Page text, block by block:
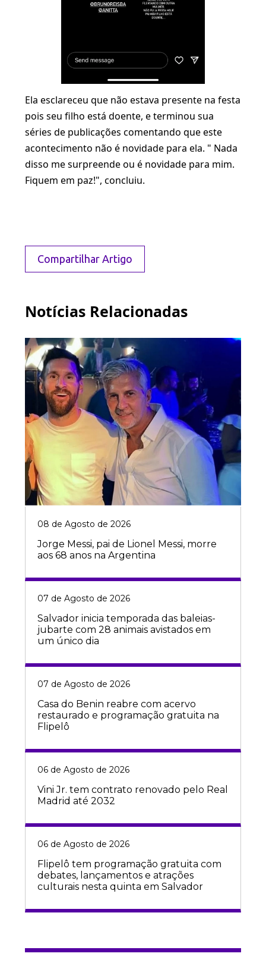
Ela esclareceu que não estava presente na festa
pois seu filho está doente, e terminou sua
séries de publicações comentando que este
acontecimento não é novidade para ela. " Nada
disso me surpreende ou é novidade para mim.
Fiquem em paz!", concluiu.
Compartilhar Artigo
Notícias Relacionadas
08 de Agosto de 2026
Jorge Messi, pai de Lionel Messi, morre
aos 68 anos na Argentina
07 de Agosto de 2026
Salvador inicia temporada das baleias-
jubarte com 28 animais avistados em
um único dia
07 de Agosto de 2026
Casa do Benin reabre com acervo
restaurado e programação gratuita na
Flipelô
06 de Agosto de 2026
Vini Jr. tem contrato renovado pelo Real
Madrid até 2032
06 de Agosto de 2026
Flipelô tem programação gratuita com
debates, lançamentos e atrações
culturais nesta quinta em Salvador